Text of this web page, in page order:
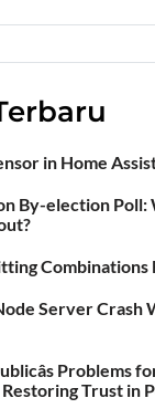
in Home
By-election Poll:
Combinations
Server Crash
Problems
Trust in